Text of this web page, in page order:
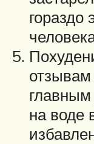
главным
на воде